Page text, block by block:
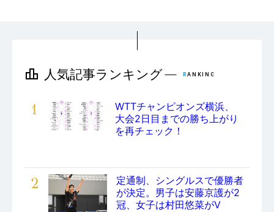
1
WTTチャンピオンズ横浜、
大会2日目までの勝ち上がり
を再チェック！
2
定通制、シングルスで優勝者
が決定。男子は安藤京護が2
冠、女子は村田悠菜がV